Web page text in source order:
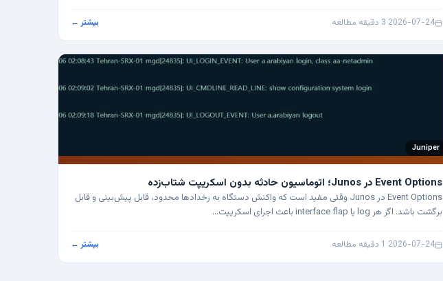
2026-07-24
·3 دقیقه مطالعه بیشتر ←
Juniper
Event Options در Junos؛ اتوماسیون حادثه بدون اسکریپت شتاب‌زده
Event Options در Junos وقتی مفید است که واکنش دستگاه به رخدادها محدود، قابل پیش‌بینی و قابل
برگشت باشد. اگر هر log یا interface flap باعث اجرای اسکریپت…
2026-07-24
· 1 دقیقه مطالعه بیشتر ←